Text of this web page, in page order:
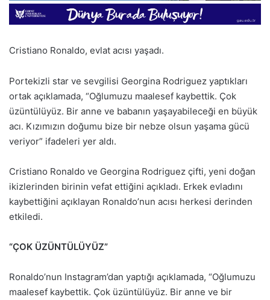
Cristiano Ronaldo, evlat acısı yaşadı.
Portekizli star ve sevgilisi Georgina Rodriguez yaptıkları
ortak açıklamada, “Oğlumuzu maalesef kaybettik. Çok
üzüntülüyüz. Bir anne ve babanın yaşayabileceği en büyük
acı. Kızımızın doğumu bize bir nebze olsun yaşama gücü
veriyor” ifadeleri yer aldı.
Cristiano Ronaldo ve Georgina Rodriguez çifti, yeni doğan
ikizlerinden birinin vefat ettiğini açıkladı. Erkek evladını
kaybettiğini açıklayan Ronaldo’nun acısı herkesi derinden
etkiledi.
“ÇOK ÜZÜNTÜLÜYÜZ”
Ronaldo’nun Instagram’dan yaptığı açıklamada, “Oğlumuzu
maalesef kaybettik. Çok üzüntülüyüz. Bir anne ve bir